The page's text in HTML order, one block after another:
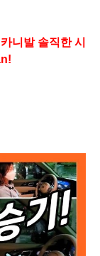
니발 솔직한 시